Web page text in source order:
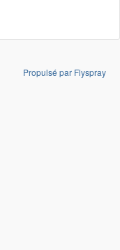
Propulsé par Flyspray